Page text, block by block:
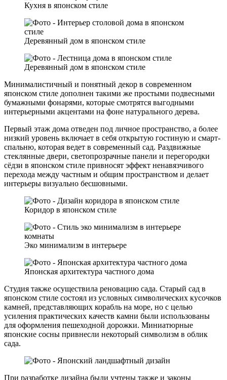
Кухня в японском стиле
Деревянный дом в японском стиле
Деревянный дом в японском стиле
Минималистичный и понятный декор в современном
японском стиле дополнен такими же простыми подвесными
бумажными фонарями, которые смотрятся выгодными
интерьерными акцентами на фоне натурального дерева.
Первый этаж дома отведен под личное пространство, а более
низкий уровень включает в себя открытую гостиную и смарт-
спальню, которая ведет в современный сад. Раздвижные
стеклянные двери, светопрозрачные панели и перегородки
сёдзи в японском стиле привносят эффект ненавязчивого
перехода между частным и общим пространством и делает
интерьеры визуально бесшовными.
Коридор в японском стиле
Эко минимализм в интерьере
Японская архитектура частного дома
Студия также осуществила реновацию сада. Старый сад в
японском стиле состоял из условных символических кусочков
камней, представляющих корабль на море, но с целью
усиления практических качеств камни были использованы
для оформления пешеходной дорожки. Миниатюрные
японские сосны привнесли некоторый символизм в облик
сада.
При разработке дизайна были учтены также и законы